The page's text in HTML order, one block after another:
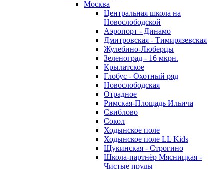
Москва
Центральная школа на
Новослободской
Аэропорт - Динамо
Дмитровская - Тимирязевская
Жулебино-Люберцы
Зеленоград - 16 мкрн.
Крылатское
Глобус - Охотный ряд
Новослободская
Отрадное
Римская-Площадь Ильича
Свиблово
Сокол
Ходынское поле
Ходынское поле LL Kids
Щукинская - Строгино
Школа-партнёр Мясницкая -
Чистые пруды